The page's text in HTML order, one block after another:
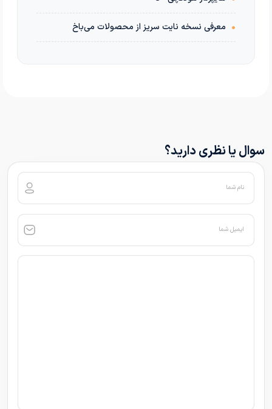
• معرفی نسخه نایت سریز از محصولات می‌باخ
سوال یا نظری دارید؟
نام شما
ایمیل شما